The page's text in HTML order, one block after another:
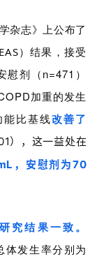
杂志》上公布了
）结果，接受
剂（n=471）
加重的发生
能比基线改善了
），这一益处在
，安慰剂为70
研究结果一致 。
体发生率分别为